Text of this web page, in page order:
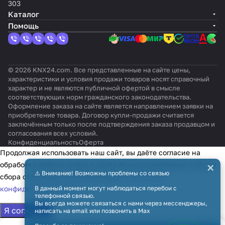
303
Каталог
Помощь
© 2026 KNX24.com. Все представленные на сайте цены,
характеристики и условия продажи товаров носят справочный
характер и не являются публичной офертой в смысле
соответствующих норм гражданского законодательства.
Оформление заказа на сайте является направлением заявки на
приобретение товара. Договор купли-продажи считается
заключённым только после подтверждения заказа продавцом и
согласования всех условий.
КонфиденциальностьОферта
⚠️ Внимание! Возможны проблемы со связью
В данный момент могут наблюдаться перебои с
телефонной связью.
Вы всегда можете связаться с нами через мессенджеры,
написать на email или позвонить в Max
×
Продолжая использовать наш сайт, вы даёте согласие на
обработку файлов cookie в целях функционирования сайта и
сбора статистики в соответствии сполитикой
конфиденциальности
Я согласен